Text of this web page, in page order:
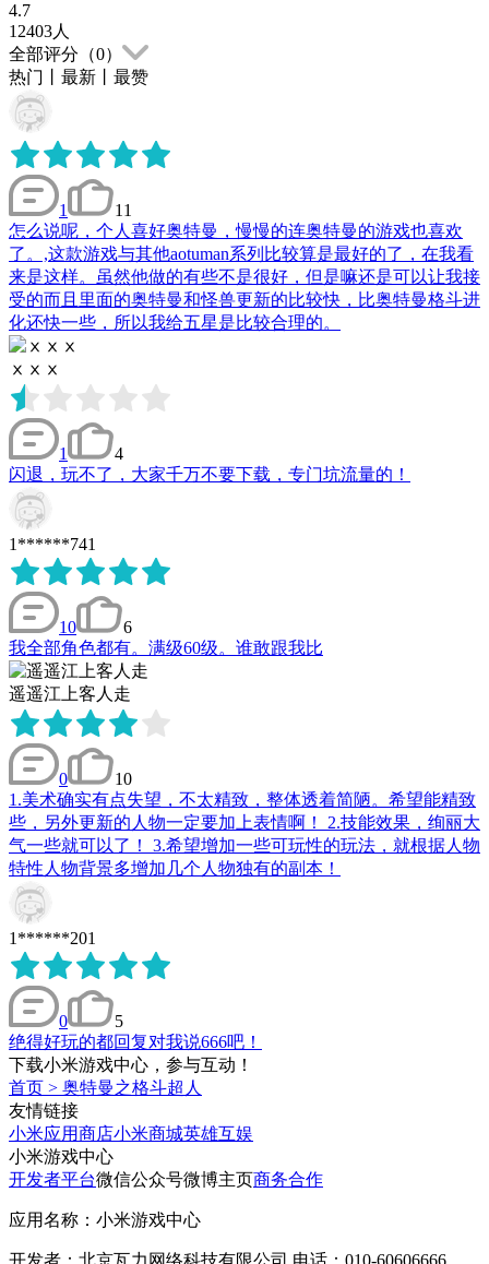
4.7
12403人
全部评分（0）
热门
最新 最赞
1
11
怎么说呢，个人喜好奥特曼，慢慢的连奥特曼的游戏也喜欢
了。,这款游戏与其他aotuman系列比较算是最好的了，在我看
来是这样。虽然他做的有些不是很好，但是嘛还是可以让我接
受的而且里面的奥特曼和怪兽更新的比较快，比奥特曼格斗进
化还快一些，所以我给五星是比较合理的。
ⅹⅹⅹ
1
4
闪退，玩不了，大家千万不要下载，专门坑流量的！
1******741
10
6
我全部角色都有。满级60级。谁敢跟我比
遥遥江上客人走
0
10
1.美术确实有点失望，不太精致，整体透着简陋。希望能精致
些，另外更新的人物一定要加上表情啊！ 2.技能效果，绚丽大
气一些就可以了！ 3.希望增加一些可玩性的玩法，就根据人物
特性人物背景多增加几个人物独有的副本！
1******201
0
5
绝得好玩的都回复对我说666吧！
下载小米游戏中心，参与互动！
首页 > 奥特曼之格斗超人
友情链接
小米应用商店小米商城英雄互娱
小米游戏中心
开发者平台微信公众号微博主页商务合作
应用名称：小米游戏中心